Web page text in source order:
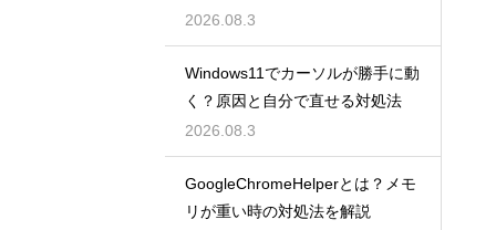
2026.08.3
Windows11でカーソルが勝手に動
く？原因と自分で直せる対処法
2026.08.3
GoogleChromeHelperとは？メモ
リが重い時の対処法を解説